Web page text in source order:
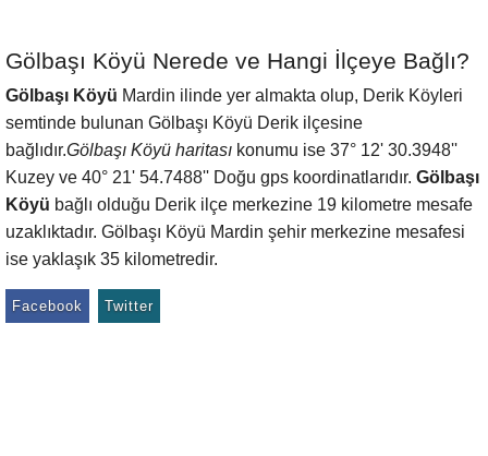
Gölbaşı Köyü Nerede ve Hangi İlçeye Bağlı?
Gölbaşı Köyü Mardin ilinde yer almakta olup, Derik Köyleri
semtinde bulunan Gölbaşı Köyü Derik ilçesine
bağlıdır.Gölbaşı Köyü haritası konumu ise 37° 12' 30.3948''
Kuzey ve 40° 21' 54.7488'' Doğu gps koordinatlarıdır. Gölbaşı
Köyü bağlı olduğu Derik ilçe merkezine 19 kilometre mesafe
uzaklıktadır. Gölbaşı Köyü Mardin şehir merkezine mesafesi
ise yaklaşık 35 kilometredir.
Facebook Twitter